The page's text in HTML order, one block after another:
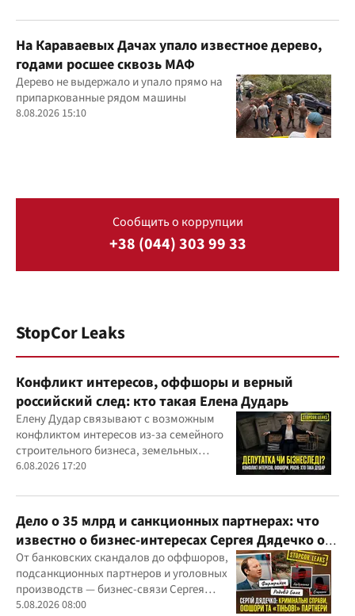
На Караваевых Дачах упало известное дерево,
годами росшее сквозь МАФ
Дерево не выдержало и упало прямо на
припаркованные рядом машины
8.08.2026 15:10
Сообщить о коррупции
+38 (044) 303 99 33
StopCor Leaks
Конфликт интересов, оффшоры и верный
российский след: кто такая Елена Дударь
Елену Дудар связывают с возможным
конфликтом интересов из-за семейного
строительного бизнеса, земельных
скандалов, судебных дел
6.08.2026 17:20
Дело о 35 млрд и санкционных партнерах: что
известно о бизнес-интересах Сергея Дядечко от
"Родовид Банка" до "ФАРМАСЕЛ"
От банковских скандалов до оффшоров,
подсанкционных партнеров и уголовных
производств — бизнес-связи Сергея
Дядечко до сих пор простираются через
5.08.2026 08:00